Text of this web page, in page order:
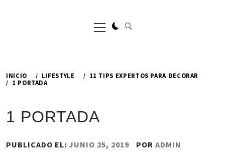
Menú
principal
INICIO LIFESTYLE
11 TIPS EXPERTOS PARA DECORAR
1 PORTADA
1 PORTADA
PUBLICADO EL: JUNIO 25, 2019 POR ADMIN